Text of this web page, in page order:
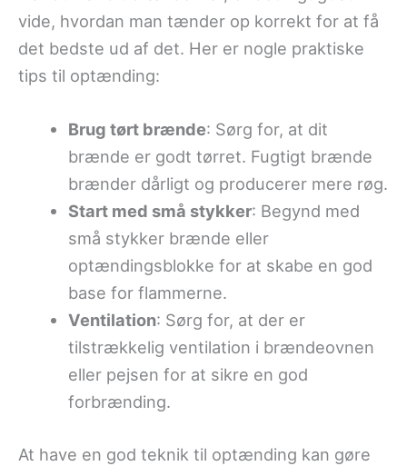
vide, hvordan man tænder op korrekt for at få
det bedste ud af det. Her er nogle praktiske
tips til optænding:
Brug tørt brænde: Sørg for, at dit
brænde er godt tørret. Fugtigt brænde
brænder dårligt og producerer mere røg.
Start med små stykker: Begynd med
små stykker brænde eller
optændingsblokke for at skabe en god
base for flammerne.
Ventilation: Sørg for, at der er
tilstrækkelig ventilation i brændeovnen
eller pejsen for at sikre en god
forbrænding.
At have en god teknik til optænding kan gøre